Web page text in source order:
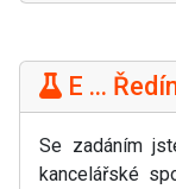
E ...
Se zadáním
kancelářské